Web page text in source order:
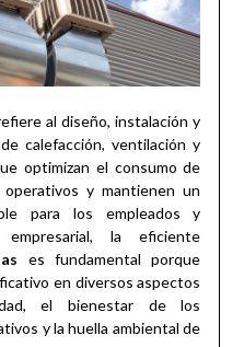
al diseño, instalación y
calefacción, ventilación y
optimizan el consumo de
y mantienen un
para los empleados y
la eficiente
es fundamental porque
en diversos aspectos
el bienestar de los
y la huella ambiental de